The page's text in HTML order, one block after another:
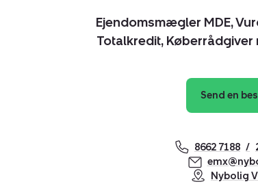
Ejendomsmægler MDE,
Totalkredit,
Send en
8662 7188
Nybolig